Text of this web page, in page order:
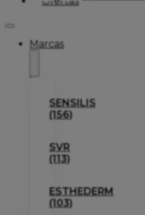
Marcas
SENSILIS
(156)
SVR
(113)
ESTHEDERM
(103)